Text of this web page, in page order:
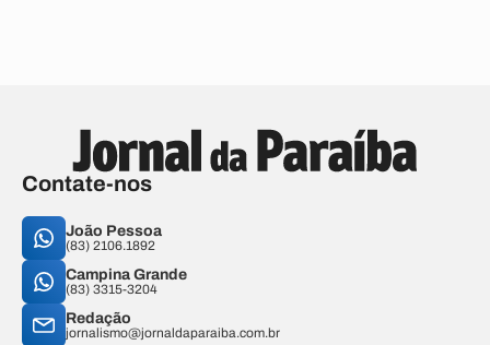
Contate-nos
João Pessoa
(83) 2106.1892
Campina Grande
(83) 3315-3204
Redação
jornalismo@jornaldaparaiba.com.br